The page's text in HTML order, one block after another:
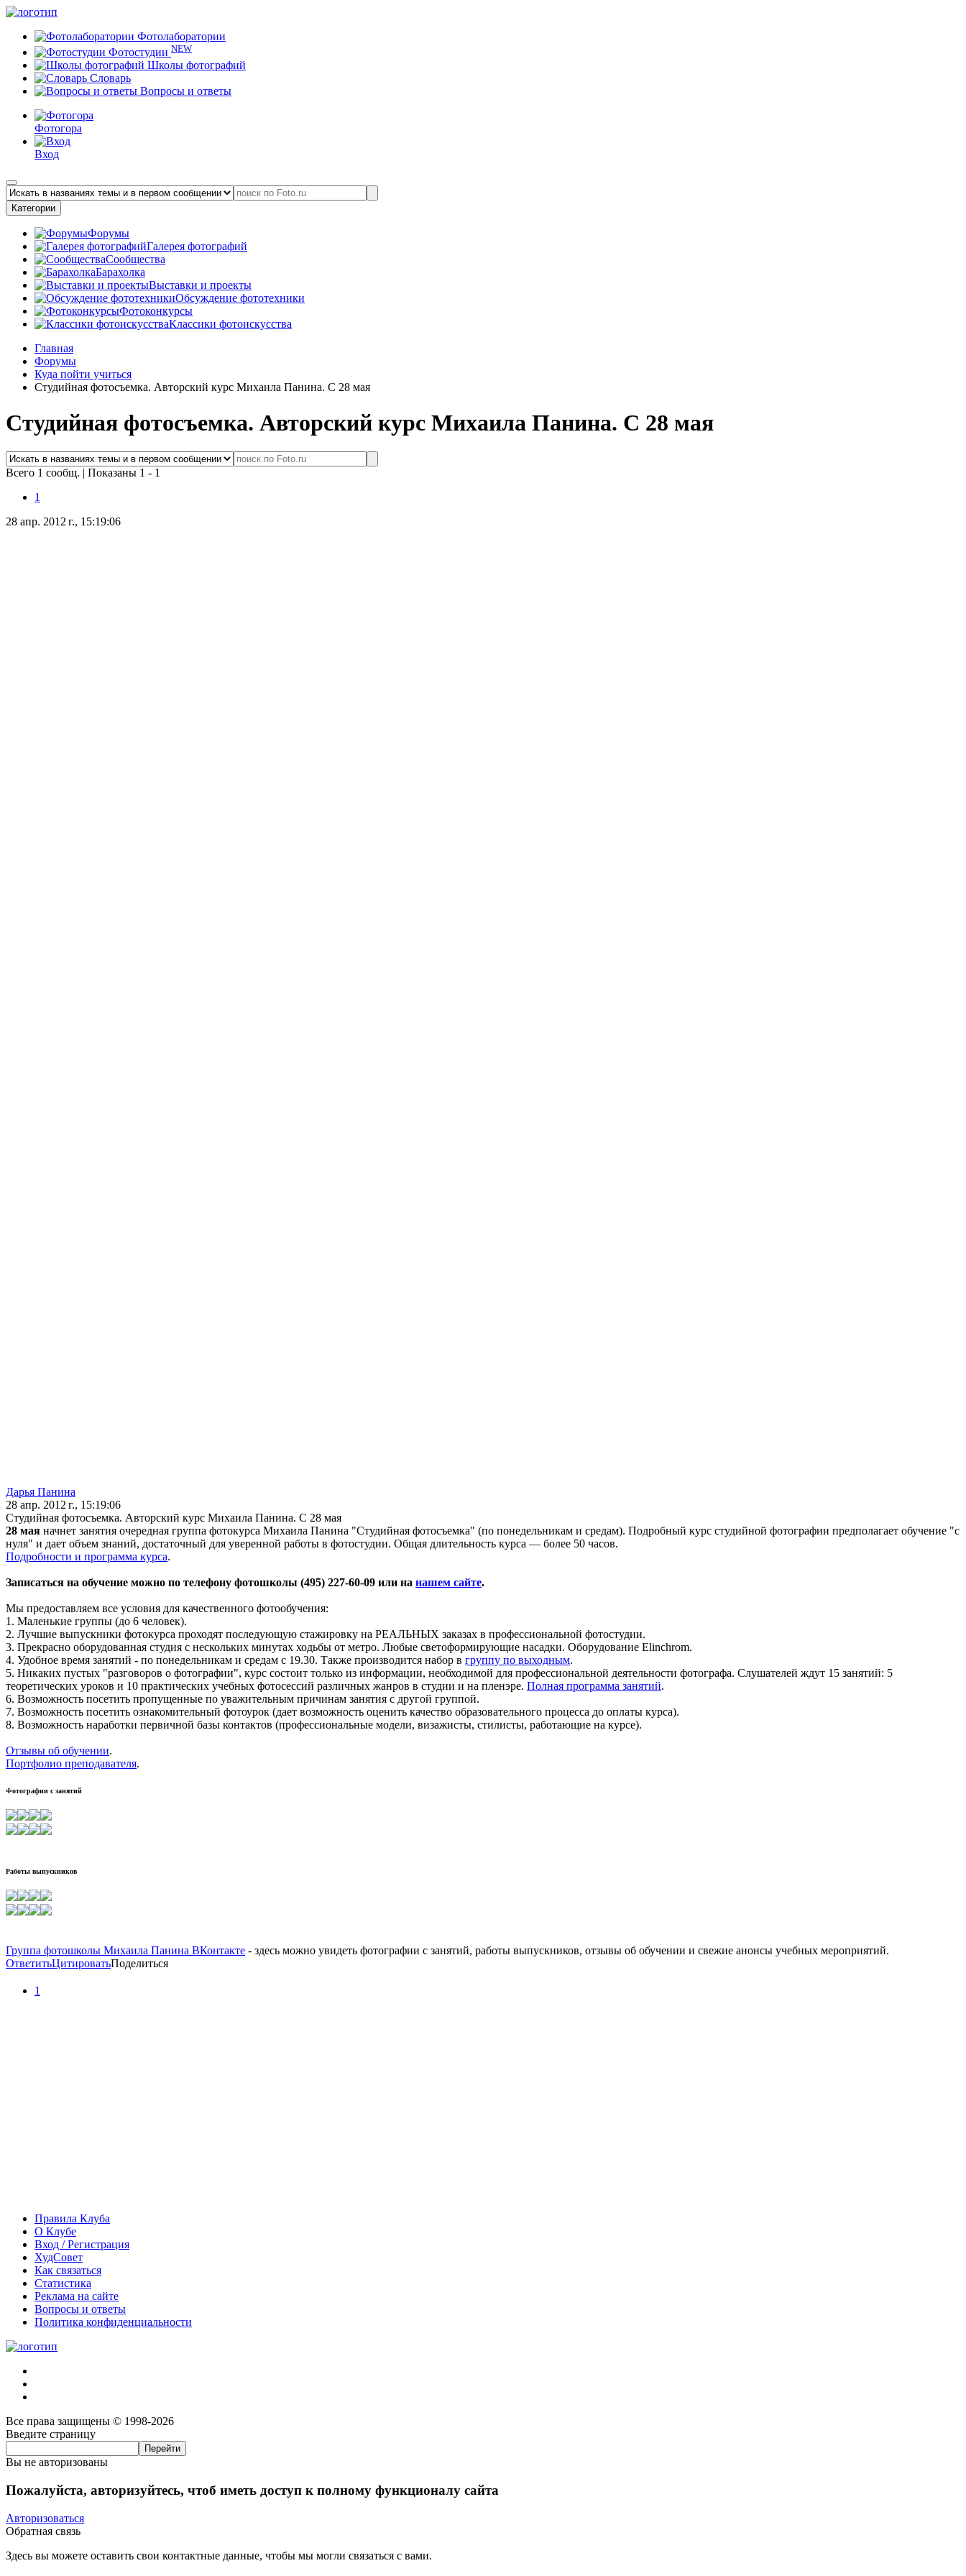
Фотолаборатории
Фотостудии NEW
Школы фотографий
Словарь
Вопросы и ответы
Фотогора
Вход
Категории
Форумы
Галерея фотографий
Сообщества
Барахолка
Выставки и проекты
Обсуждение фототехники
Фотоконкурсы
Классики фотоискусства
Главная
Форумы
Куда пойти учиться
Студийная фотосъемка. Авторский курс Михаила Панина. С 28 мая
Студийная фотосъемка. Авторский курс Михаила Панина. С 28 мая
Всего 1 сообщ. | Показаны 1 - 1
1
28 апр. 2012 г., 15:19:06
Дарья Панина
28 апр. 2012 г., 15:19:06
Студийная фотосъемка. Авторский курс Михаила Панина. С 28 мая
28 мая начнет занятия очередная группа фотокурса Михаила Панина "Студийная фотосъемка" (по понедельникам и средам). Подробный курс студийной фотографии предполагает обучение "с
нуля" и дает объем знаний, достаточный для уверенной работы в фотостудии. Общая длительность курса — более 50 часов.
Подробности и программа курса.
Записаться на обучение можно по телефону фотошколы (495) 227-60-09 или на нашем сайте.
Мы предоставляем все условия для качественного фотообучения:
1. Маленькие группы (до 6 человек).
2. Лучшие выпускники фотокурса проходят последующую стажировку на РЕАЛЬНЫХ заказах в профессиональной фотостудии.
3. Прекрасно оборудованная студия с нескольких минутах ходьбы от метро. Любые светоформирующие насадки. Оборудование Elinchrom.
4. Удобное время занятий - по понедельникам и средам с 19.30. Также производится набор в группу по выходным.
5. Никаких пустых "разговоров о фотографии", курс состоит только из информации, необходимой для профессиональной деятельности фотографа. Слушателей ждут 15 занятий: 5
теоретических уроков и 10 практических учебных фотосессий различных жанров в студии и на пленэре. Полная программа занятий.
6. Возможность посетить пропущенные по уважительным причинам занятия с другой группой.
7. Возможность посетить ознакомительный фотоурок (дает возможность оценить качество образовательного процесса до оплаты курса).
8. Возможность наработки первичной базы контактов (профессиональные модели, визажисты, стилисты, работающие на курсе).
Отзывы об обучении.
Портфолио преподавателя.
Фотографии с занятий
Работы выпускников
Группа фотошколы Михаила Панина ВКонтакте - здесь можно увидеть фотографии с занятий, работы выпускников, отзывы об обучении и свежие анонсы учебных мероприятий.
ОтветитьЦитироватьПоделиться
1
Правила Клуба
О Клубе
Вход / Регистрация
ХудСовет
Как связаться
Статистика
Реклама на сайте
Вопросы и ответы
Политика конфиденциальности
Все права защищены © 1998-2026
Введите страницу
Вы не авторизованы
Пожалуйста, авторизуйтесь, чтоб иметь доступ к полному функционалу сайта
Авторизоваться
Обратная связь
Здесь вы можете оставить свои контактные данные, чтобы мы могли связаться с вами.